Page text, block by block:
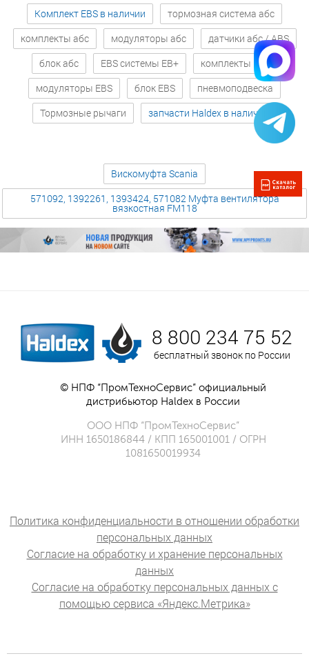
Комплект EBS в наличии
тормозная система абс
комплекты абс
модуляторы абс
датчики абс / ABS
блок абс
EBS системы EB+
комплекты EBS
модуляторы EBS
блок EBS
пневмоподвеска
Тормозные рычаги
запчасти Haldex в наличии
Вискомуфта Scania
571092, 1392261, 1393424, 571082 Муфта вентилятора
вязкостная FM118
8 800 234 75 52
бесплатный звонок по России
© НПФ “ПромТехноСервис” официальный
дистрибьютор Haldex в России
ООО НПФ “ПромТехноСервис”
ИНН 1650186844 / КПП 165001001 / ОГРН
1081650019934
Политика конфиденциальности в отношении обработки
персональных данных
Согласие на обработку и хранение персональных
данных
Согласие на обработку персональных данных с
помощью сервиса «Яндекс.Метрика»